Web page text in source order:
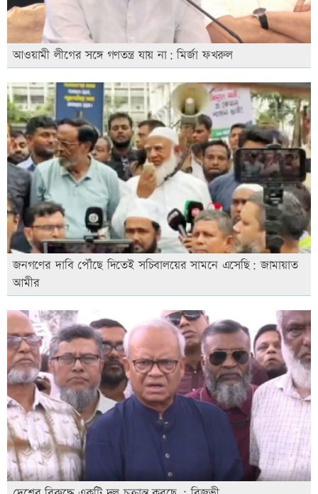
আওয়ামী লীগের সঙ্গে গণতন্ত্র যায় না: মির্জা ফখরুল
জনগণের দাবি পৌঁছে দিতেই সচিবালয়ের সামনে এসেছি: জামায়াত
আমীর